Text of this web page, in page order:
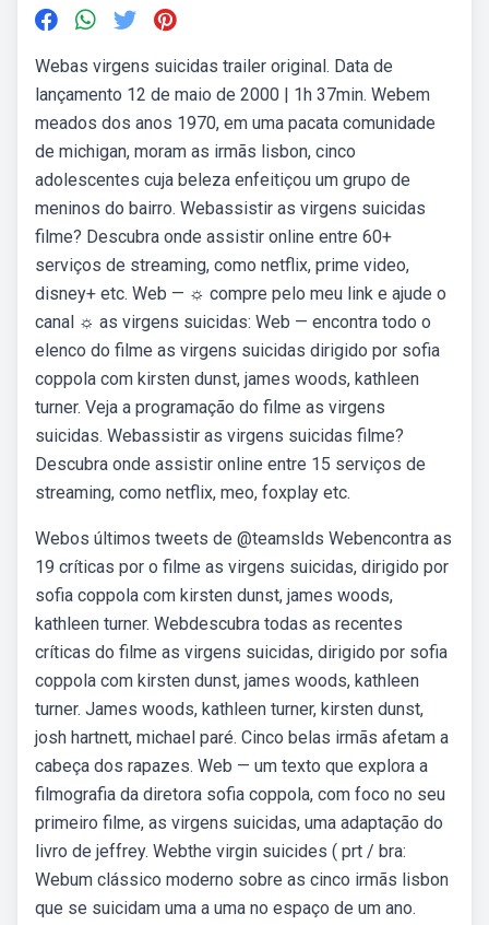
Webas virgens suicidas trailer original. Data de
lançamento 12 de maio de 2000 | 1h 37min. Webem
meados dos anos 1970, em uma pacata comunidade
de michigan, moram as irmãs lisbon, cinco
adolescentes cuja beleza enfeitiçou um grupo de
meninos do bairro. Webassistir as virgens suicidas
filme? Descubra onde assistir online entre 60+
serviços de streaming, como netflix, prime video,
disney+ etc. Web — ☼ compre pelo meu link e ajude o
canal ☼ as virgens suicidas: Web — encontra todo o
elenco do filme as virgens suicidas dirigido por sofia
coppola com kirsten dunst, james woods, kathleen
turner. Veja a programação do filme as virgens
suicidas. Webassistir as virgens suicidas filme?
Descubra onde assistir online entre 15 serviços de
streaming, como netflix, meo, foxplay etc.
Webos últimos tweets de @teamslds Webencontra as
19 críticas por o filme as virgens suicidas, dirigido por
sofia coppola com kirsten dunst, james woods,
kathleen turner. Webdescubra todas as recentes
críticas do filme as virgens suicidas, dirigido por sofia
coppola com kirsten dunst, james woods, kathleen
turner. James woods, kathleen turner, kirsten dunst,
josh hartnett, michael paré. Cinco belas irmãs afetam a
cabeça dos rapazes. Web — um texto que explora a
filmografia da diretora sofia coppola, com foco no seu
primeiro filme, as virgens suicidas, uma adaptação do
livro de jeffrey. Webthe virgin suicides ( prt / bra:
Webum clássico moderno sobre as cinco irmãs lisbon
que se suicidam uma a uma no espaço de um ano.